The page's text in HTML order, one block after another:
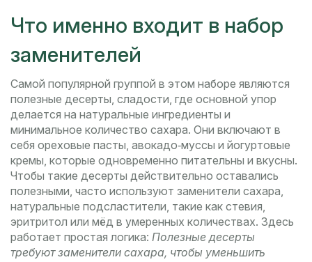
Что именно входит в набор
заменителей
Самой популярной группой в этом наборе являются
полезные десерты, сладости, где основной упор
делается на натуральные ингредиенты и
минимальное количество сахара. Они включают в
себя ореховые пасты, авокадо‑муссы и йогуртовые
кремы, которые одновременно питательны и вкусны.
Чтобы такие десерты действительно оставались
полезными, часто используют заменители сахара,
натуральные подсластители, такие как стевия,
эритритол или мёд в умеренных количествах. Здесь
работает простая логика: Полезные десерты
требуют заменители сахара, чтобы уменьшить